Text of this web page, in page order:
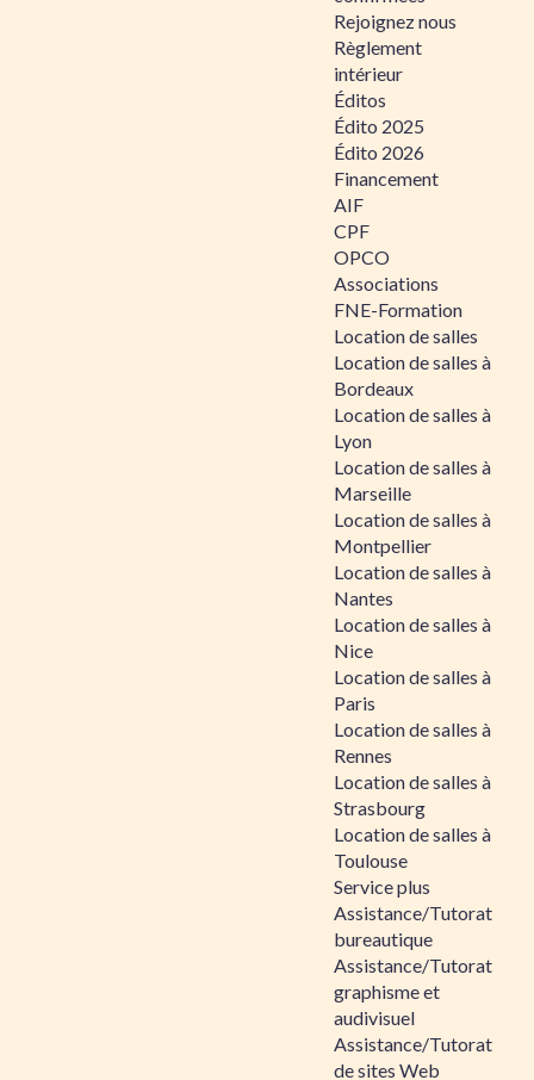
Rejoignez nous
Règlement
intérieur
Éditos
Édito 2025
Édito 2026
Financement
AIF
CPF
OPCO
Associations
FNE-Formation
Location de salles
Location de salles à
Bordeaux
Location de salles à
Lyon
Location de salles à
Marseille
Location de salles à
Montpellier
Location de salles à
Nantes
Location de salles à
Nice
Location de salles à
Paris
Location de salles à
Rennes
Location de salles à
Strasbourg
Location de salles à
Toulouse
Service plus
Assistance/Tutorat
bureautique
Assistance/Tutorat
graphisme et
audivisuel
Assistance/Tutorat
de sites Web